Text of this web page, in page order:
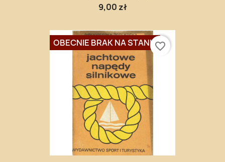
9,00 zł
OBECNIE BRAK NA STANIEfavorite_border